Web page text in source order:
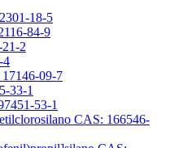
18-5
84-9
2
4
09-7
33-1
53-1
CAS: 166546-